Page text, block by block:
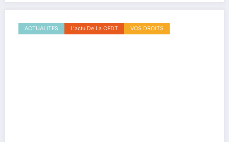
ACTUALITES L'actu De La CFDT VOS DROITS